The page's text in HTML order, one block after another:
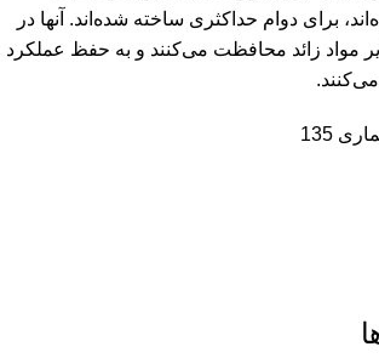
برای دوام حداکثری ساخته شده‌اند. آنها در
مواد زائد محافظت می‌کنند و به حفظ عملکرد